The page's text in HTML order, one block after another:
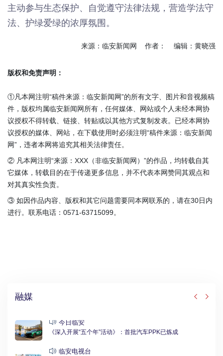
主动参与生态保护、自觉遵守法律法规，营造学法守
法、护绿爱绿的浓厚氛围。
来源：临安新闻网 作者： 编辑：黄晓强
版权和免责声明：
①凡本网注明“稿件来源：临安新闻网”的所有文字、图片和音视频稿
件，版权均属临安新闻网所有，任何媒体、网站或个人未经本网协
议授权不得转载、链接、转贴或以其他方式复制发表。已经本网协
议授权的媒体、网站，在下载使用时必须注明“稿件来源：临安新闻
网”，违者本网将追究其相关法律责任。
② 凡本网注明“来源：XXX（非临安新闻网）”的作品，均转载自其
它媒体，转载目的在于传递更多信息，并不代表本网赞同其观点和
对其真实性负责。
③ 如因作品内容、版权和其它问题需要同本网联系的，请在30日内
进行。联系电话：0571-63715099。
融媒
今日临安
《深入开展“五个年”活动》：首批汽车PPK已炼成
临安电视台